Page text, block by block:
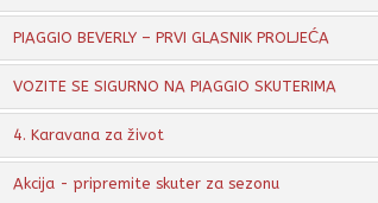
PIAGGIO BEVERLY – PRVI GLASNIK PROLJEĆA
VOZITE SE SIGURNO NA PIAGGIO SKUTERIMA
4. Karavana za život
Akcija - pripremite skuter za sezonu